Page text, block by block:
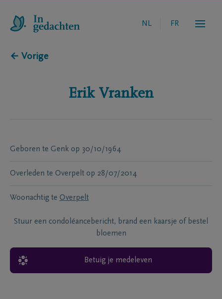
NL FR
← Vorige
Erik Vranken
Geboren te Genk op 30/10/1964
Overleden te Overpelt op 28/07/2014
Woonachtig te Overpelt
Stuur een condoléancebericht, brand een kaarsje of bestel
bloemen
Betuig je medeleven